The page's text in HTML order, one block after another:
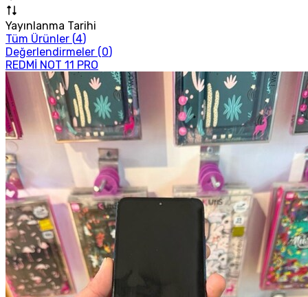
Yayınlanma Tarihi
Tüm Ürünler (4)
Değerlendirmeler (0)
REDMİ NOT 11 PRO